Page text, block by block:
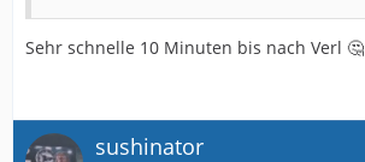
Sehr schnelle 10 Minuten bis nach Verl 🤔
sushinator